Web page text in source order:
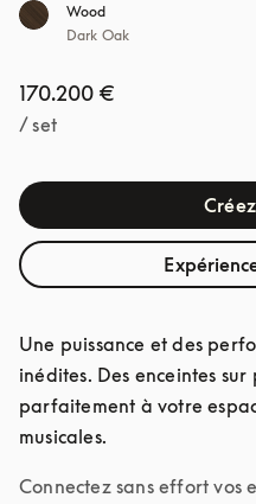
Wood
Dark Oak
170.200 €
/ set
Une puissance et des
inédites. Des enceintes
parfaitement à votre
musicales.
Connectez sans effort vos